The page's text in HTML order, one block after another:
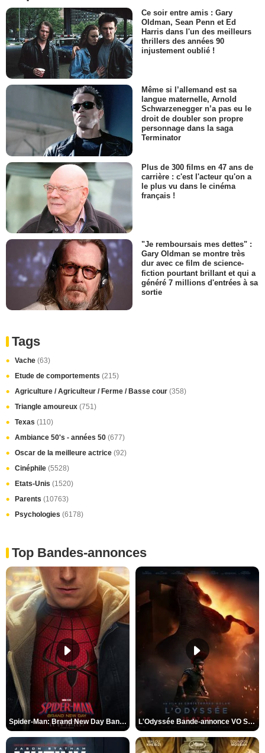
Ce soir entre amis : Gary
Oldman, Sean Penn et Ed
Harris dans l'un des meilleurs
thrillers des années 90
injustement oublié !
Même si l’allemand est sa
langue maternelle, Arnold
Schwarzenegger n’a pas eu le
droit de doubler son propre
personnage dans la saga
Terminator
Plus de 300 films en 47 ans de
carrière : c'est l'acteur qu'on a
le plus vu dans le cinéma
français !
"Je remboursais mes dettes" :
Gary Oldman se montre très
dur avec ce film de science-
fiction pourtant brillant et qui a
généré 7 millions d'entrées à sa
sortie
Tags
Vache (63)
Etude de comportements (215)
Agriculture / Agriculteur / Ferme / Basse cour (358)
Triangle amoureux (751)
Texas (110)
Ambiance 50's - années 50 (677)
Oscar de la meilleure actrice (92)
Cinéphile (5528)
Etats-Unis (1520)
Parents (10763)
Psychologies (6178)
Top Bandes-annonces
Spider-Man: Brand New Day Bande-annonce VO STFR L'Odyssée Bande-annonce VO STFR